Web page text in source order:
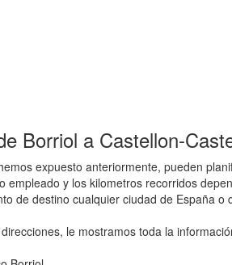
Borriol a Castellon-
expuesto anteriormente, pueden
empleado y los kilometros recorridos
de destino cualquier ciudad de España o
le mostramos toda la